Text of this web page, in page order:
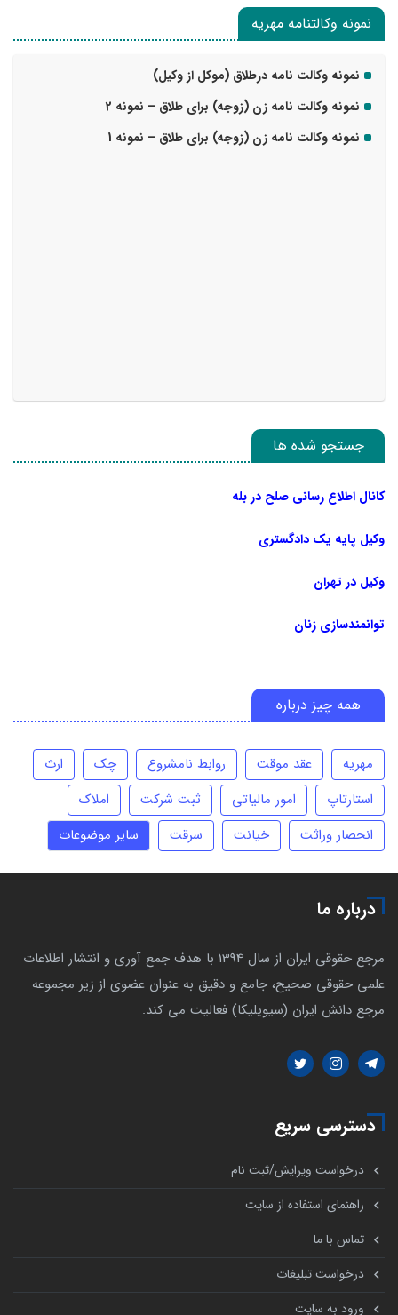
نمونه وکالتنامه مهریه
نمونه وکالت نامه درطلاق (موکل از وکیل)
نمونه وکالت نامه زن (زوجه) برای طلاق – نمونه 2
نمونه وکالت نامه زن (زوجه) برای طلاق – نمونه 1
جستجو شده ها
کانال اطلاع رسانی صلح در بله
وکیل پایه یک دادگستری
وکیل در تهران
توانمندسازی زنان
همه چیز درباره
مهریه عقد موقت روابط نامشروع چک
ارث
استارتاپ
امور مالیاتی ثبت شرکت
املاک
انحصار وراثت
خیانت سرقت سایر موضوعات
درباره ما
مرجع حقوقی ایران از سال 1394 با هدف جمع آوری و انتشار اطلاعات
علمی حقوقی صحیح، جامع و دقیق به عنوان عضوی از زیر مجموعه
مرجع دانش ایران (سیویلیکا) فعالیت می کند.
دسترسی سریع
درخواست ویرایش/ثبت نام
راهنمای استفاده از سایت
تماس با ما
درخواست تبلیغات
ورود به سایت